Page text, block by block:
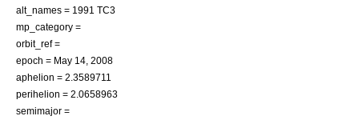
alt_names = 1991 TC3
mp_category =
orbit_ref =
epoch = May 14 2008
aphelion = 2.3589711
perihelion = 2.0658963
semimajor =